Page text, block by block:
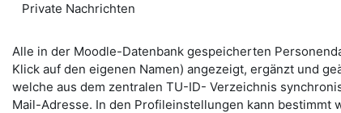
Private Nachrichten
Alle in der Moodle-Datenbank gespeicherten
Klick auf den eigenen Namen) angezeigt, ergänzt und
welche aus dem zentralen TU-ID- Verzeichnis
Mail-Adresse. In den Profileinstellungen kann